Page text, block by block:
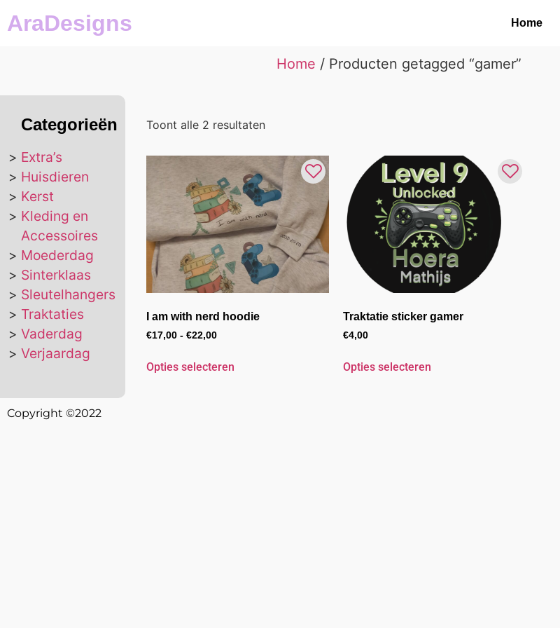
AraDesigns Home
Home / Producten getagged “gamer”
Categorieën
Extra’s
Huisdieren
Kerst
Kleding en
Accessoires
Moederdag
Sinterklaas
Sleutelhangers
Traktaties
Vaderdag
Verjaardag
Toont alle 2 resultaten
I am with nerd hoodie
€17,00 - €22,00
Opties selecteren
Traktatie sticker gamer
€4,00
Opties selecteren
Copyright ©2022